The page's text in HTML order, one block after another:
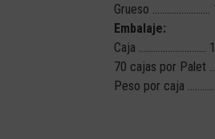
Grueso ……………………
Embalaje:
Caja ……………………….
70 cajas por Palet
Peso por caja